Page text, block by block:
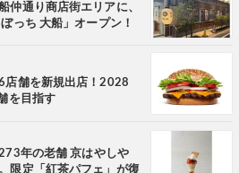
仲通り商店街エリアに、
っち 大船」オープン！
店舗を新規出店！2028
を目指す
年の老舗 京はやしや
限定「紅茶パフェ」が復